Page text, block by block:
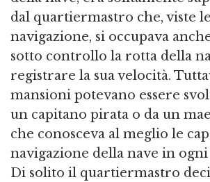
dal quartiermastro che, viste
navigazione, si occupava
sotto controllo la rotta della
registrare la sua velocità.
mansioni potevano essere
un capitano pirata o da un
che conosceva al meglio le
navigazione della nave in
Di solito il quartiermastro